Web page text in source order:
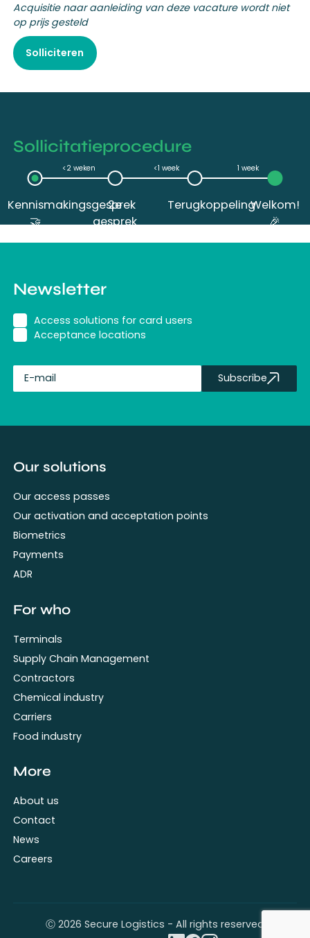
Acquisitie naar aanleiding van deze vacature wordt niet
op prijs gesteld
Solliciteren
Sollicitatieprocedure
<2 weken <1 week 1 week
Kennismakingsgesprek
🤝
2e
gesprek
TerugkoppelingWelkom!
🎉
Newsletter
Access solutions for card users
Acceptance locations
Subscribe
Our solutions
Our access passes
Our activation and acceptation points
Biometrics
Payments
ADR
For who
Terminals
Supply Chain Management
Contractors
Chemical industry
Carriers
Food industry
More
About us
Contact
News
Careers
Ⓒ 2026 Secure Logistics - All rights reserved